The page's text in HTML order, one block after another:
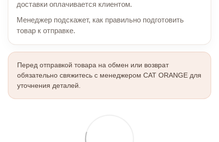
доставки оплачивается клиентом.
Менеджер подскажет, как правильно подготовить
товар к отправке.
Перед отправкой товара на обмен или возврат
обязательно свяжитесь с менеджером CAT ORANGE для
уточнения деталей.